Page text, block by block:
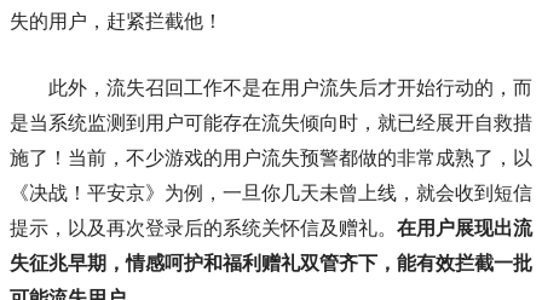
失的用户，赶紧拦截他！
此外，流失召回工作不是在用户流失后才开始行动的，而
是当系统监测到用户可能存在流失倾向时，就已经展开自救措
施了！当前，不少游戏的用户流失预警都做的非常成熟了，以
《决战！平安京》为例，一旦你几天未曾上线，就会收到短信
提示，以及再次登录后的系统关怀信及赠礼。 在用户展现出流
失征兆早期，情感呵护和福利赠礼双管齐下，能有效拦截一批